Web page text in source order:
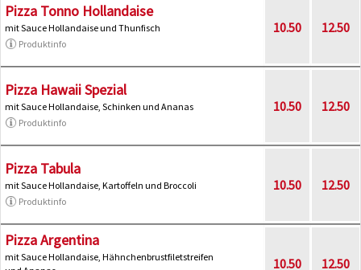
Pizza Tonno Hollandaise
mit Sauce Hollandaise und Thunfisch
Produktinfo
10.50 12.50
Pizza Hawaii Spezial
mit Sauce Hollandaise, Schinken und Ananas
Produktinfo
10.50 12.50
Pizza Tabula
mit Sauce Hollandaise, Kartoffeln und Broccoli
Produktinfo
10.50 12.50
Pizza Argentina
mit Sauce Hollandaise, Hähnchenbrustfiletstreifen
10.50 12.50